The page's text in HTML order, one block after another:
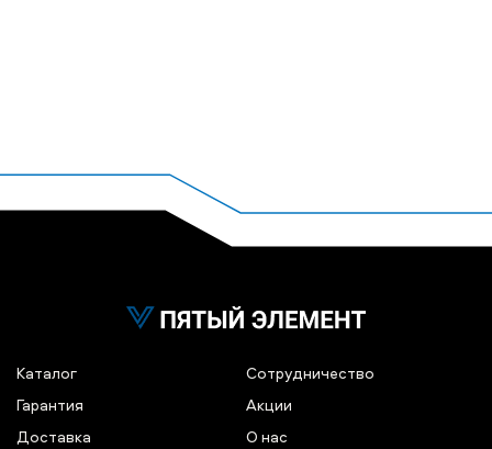
Каталог
Гарантия
Доставка
Сотрудничество
Акции
О нас